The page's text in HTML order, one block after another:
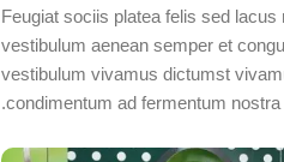
Feugiat sociis platea felis sed
vestibulum aenean semper et
vestibulum vivamus dictumst
condimentum ad fermentum nostra